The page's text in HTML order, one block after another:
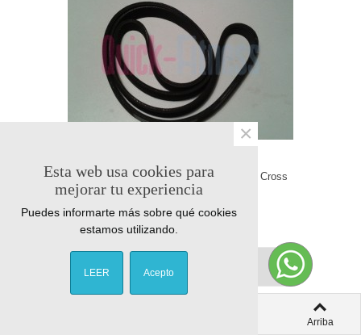
Correa para elíptica Proform 700 Cardio Cross
Trainer PFEVEL3901.0
PROFORM
29,65 € IVA Incl.
Añadir al carrito
Arriba
Esta web usa cookies para
mejorar tu experiencia
Puedes informarte más sobre qué cookies
estamos utilizando.
LEER Acepto
×